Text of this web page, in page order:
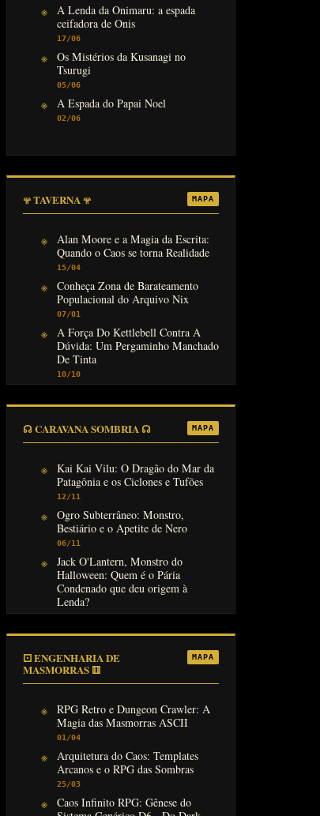
A Lenda da Onimaru: a espada
ceifadora de Onis
17/06
Os Mistérios da Kusanagi no
Tsurugi
05/06
A Espada do Papai Noel
02/06
𖥬 TAVERNA 𖥬 MAPA
Alan Moore e a Magia da Escrita:
Quando o Caos se torna Realidade
15/04
Conheça Zona de Barateamento
Populacional do Arquivo Nix
07/01
A Força Do Kettlebell Contra A
Dúvida: Um Pergaminho Manchado
De Tinta
10/10
☊ CARAVANA SOMBRIA ☊ MAPA
Kai Kai Vilu: O Dragão do Mar da
Patagônia e os Ciclones e Tufões
12/11
Ogro Subterrâneo: Monstro,
Bestiário e o Apetite de Nero
06/11
Jack O'Lantern, Monstro do
Halloween: Quem é o Pária
Condenado que deu origem à
Lenda?
31/10
⚀ ENGENHARIA DE
MASMORRAS ⚅
MAPA
RPG Retro e Dungeon Crawler: A
Magia das Masmorras ASCII
01/04
Arquitetura do Caos: Templates
Arcanos e o RPG das Sombras
25/03
Caos Infinito RPG: Gênese do